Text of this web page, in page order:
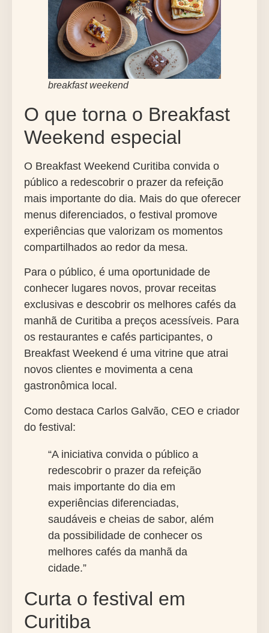
breakfast weekend
O que torna o Breakfast
Weekend especial
O Breakfast Weekend Curitiba convida o
público a redescobrir o prazer da refeição
mais importante do dia. Mais do que oferecer
menus diferenciados, o festival promove
experiências que valorizam os momentos
compartilhados ao redor da mesa.
Para o público, é uma oportunidade de
conhecer lugares novos, provar receitas
exclusivas e descobrir os melhores cafés da
manhã de Curitiba a preços acessíveis. Para
os restaurantes e cafés participantes, o
Breakfast Weekend é uma vitrine que atrai
novos clientes e movimenta a cena
gastronômica local.
Como destaca Carlos Galvão, CEO e criador
do festival:
“A iniciativa convida o público a
redescobrir o prazer da refeição
mais importante do dia em
experiências diferenciadas,
saudáveis e cheias de sabor, além
da possibilidade de conhecer os
melhores cafés da manhã da
cidade.”
Curta o festival em
Curitiba